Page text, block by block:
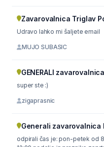
Zavarovalnica Triglav
Udravo lahko mi šaljete email
MUJO SUBASIC
GENERALI
super ste :)
zigaprasnic
Generali zavarovalnica
odpirali čas je: pon-petek od